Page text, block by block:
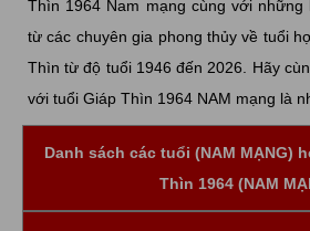
Thìn 1964 Nam mạng cùng với
từ các chuyên gia phong thủy về tuổi
Thìn từ độ tuổi 1946 đến 2026. Hãy
với tuổi Giáp Thìn 1964 NAM mạng là
Danh sách các tuổi (NAM MẠNG)
Thìn 1964 (NAM